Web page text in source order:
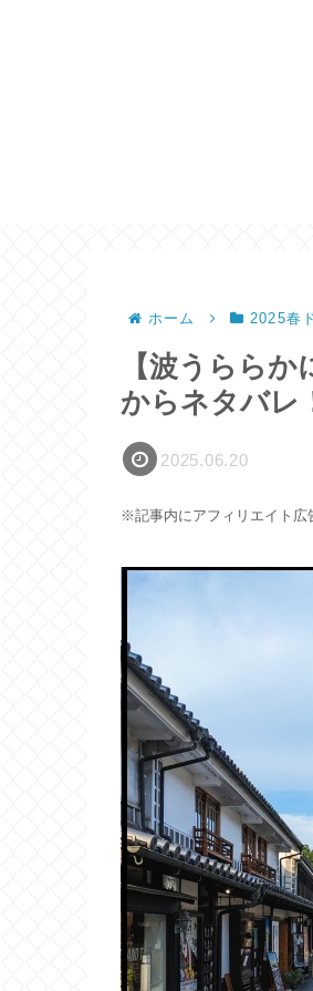
ホーム 2025春
【波うらら
からネタバレ
2025.06.20
※記事内にアフィリエイト広